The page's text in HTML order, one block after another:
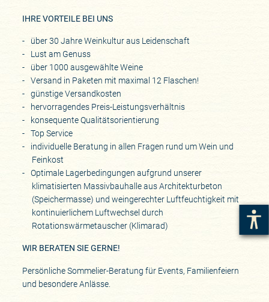
IHRE VORTEILE BEI UNS
über 30 Jahre Weinkultur aus Leidenschaft
Lust am Genuss
über 1000 ausgewählte Weine
Versand in Paketen mit maximal 12 Flaschen!
günstige Versandkosten
hervorragendes Preis-Leistungsverhältnis
konsequente Qualitätsorientierung
Top Service
individuelle Beratung in allen Fragen rund um Wein und
Feinkost
Optimale Lagerbedingungen aufgrund unserer
klimatisierten Massivbauhalle aus Architekturbeton
(Speichermasse) und weingerechter Luftfeuchtigkeit mit
kontinuierlichem Luftwechsel durch
Rotationswärmetauscher (Klimarad)
WIR BERATEN SIE GERNE!
Persönliche Sommelier-Beratung für Events, Familienfeiern
und besondere Anlässe.